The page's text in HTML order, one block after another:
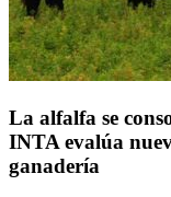
La alfalfa se
INTA evalúa
ganadería